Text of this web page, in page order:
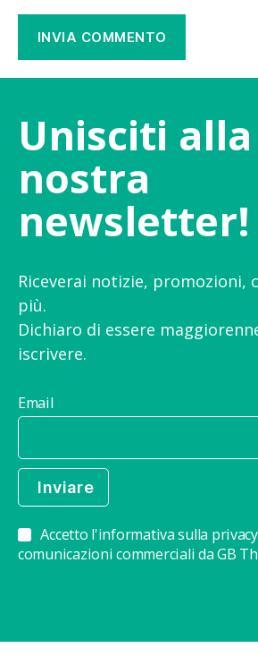
Unisciti alla
nostra
newsletter!
Riceverai notizie, promozioni,
più.
Dichiaro di essere
iscrivere.
Email
Accetto l'informativa sulla
comunicazioni commerciali da GB